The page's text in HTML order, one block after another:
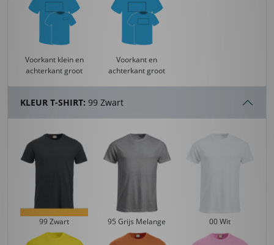
Voorkant klein en
achterkant groot
Voorkant en
achterkant groot
KLEUR T-SHIRT: 99 Zwart
99 Zwart 95 Grijs Melange 00 Wit